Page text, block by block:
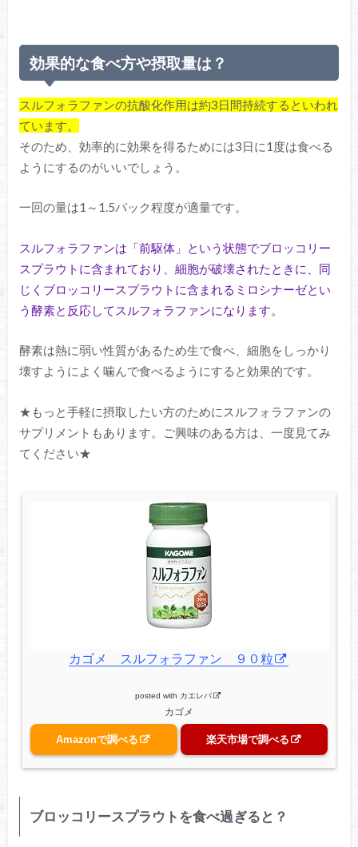
効果的な食べ方や摂取量は？
スルフォラファンの抗酸化作用は約3日間持続するといわれ
ています。
そのため、効率的に効果を得るためには3日に1度は食べる
ようにするのがいいでしょう。
一回の量は1～1.5パック程度が適量です。
スルフォラファンは「前駆体」という状態でブロッコリー
スプラウトに含まれており、細胞が破壊されたときに、同
じくブロッコリースプラウトに含まれるミロシナーゼとい
う酵素と反応してスルフォラファンになります。
酵素は熱に弱い性質があるため生で食べ、細胞をしっかり
壊すようによく噛んで食べるようにすると効果的です。
★もっと手軽に摂取したい方のためにスルフォラファンの
サプリメントもあります。ご興味のある方は、一度見てみ
てください★
カゴメ スルフォラファン ９０粒
posted with カエレバ
カゴメ
Amazonで調べる 楽天市場で調べる
ブロッコリースプラウトを食べ過ぎると？